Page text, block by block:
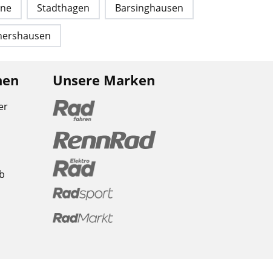
Stadthagen Barsinghausen
Unsere Marken